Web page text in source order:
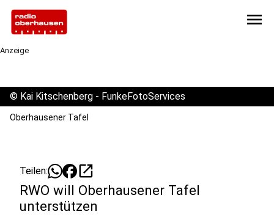
menu
Anzeige
© Kai Kitschenberg - FunkeFotoServices
Oberhausener Tafel
Teilen: open_in_new
RWO will Oberhausener Tafel
unterstützen